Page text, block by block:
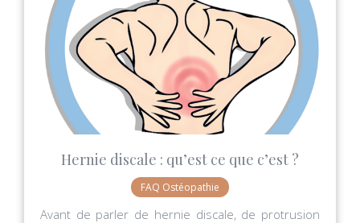
Hernie discale : qu’est ce que c’est ?
FAQ Ostéopathie
Avant de parler de hernie discale, de protrusion